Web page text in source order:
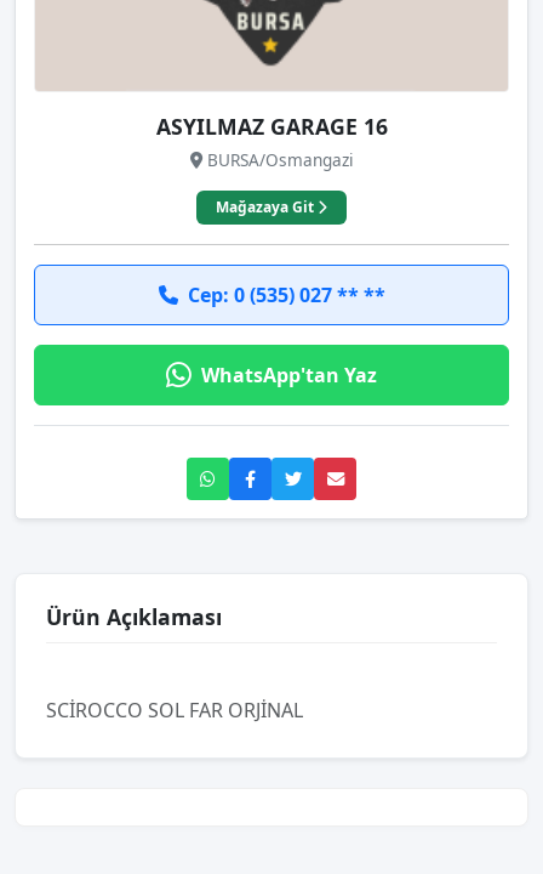
ASYILMAZ GARAGE 16
BURSA/Osmangazi
Mağazaya Git
Cep: 0 (535) 027 ** **
WhatsApp'tan Yaz
Ürün Açıklaması
SCİROCCO SOL FAR ORJİNAL